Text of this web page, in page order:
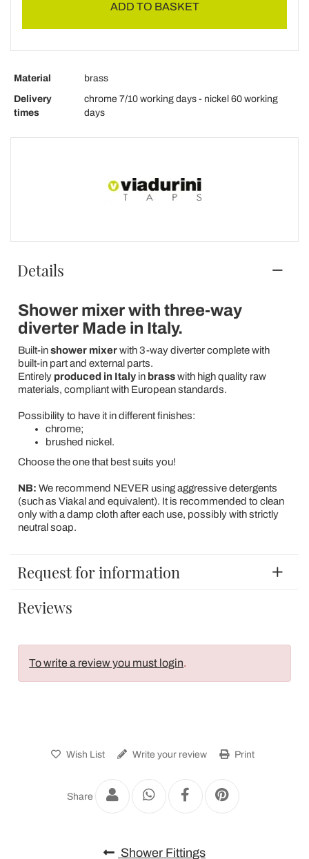
ADD TO BASKET
Material
brass
Delivery
times
chrome 7/10 working days - nickel 60 working
days
Details
Shower mixer with three-way
diverter Made in Italy.
Built-inshower mixerwith 3-way diverter complete with
built-in part and external parts.
Entirely produced in Italyin brasswith high quality raw
materials, compliant with European standards.
Possibility to have it in different finishes:
chrome;
brushed nickel.
Choose the one that best suits you!
NB: We recommend NEVER using aggressive detergents
(such as Viakal and equivalent). It is recommended to clean
only with a damp cloth after each use, possibly with strictly
neutral soap.
Request for information
Reviews
To write a review you must login.
Wish List Write your review Print
Share
Shower Fittings